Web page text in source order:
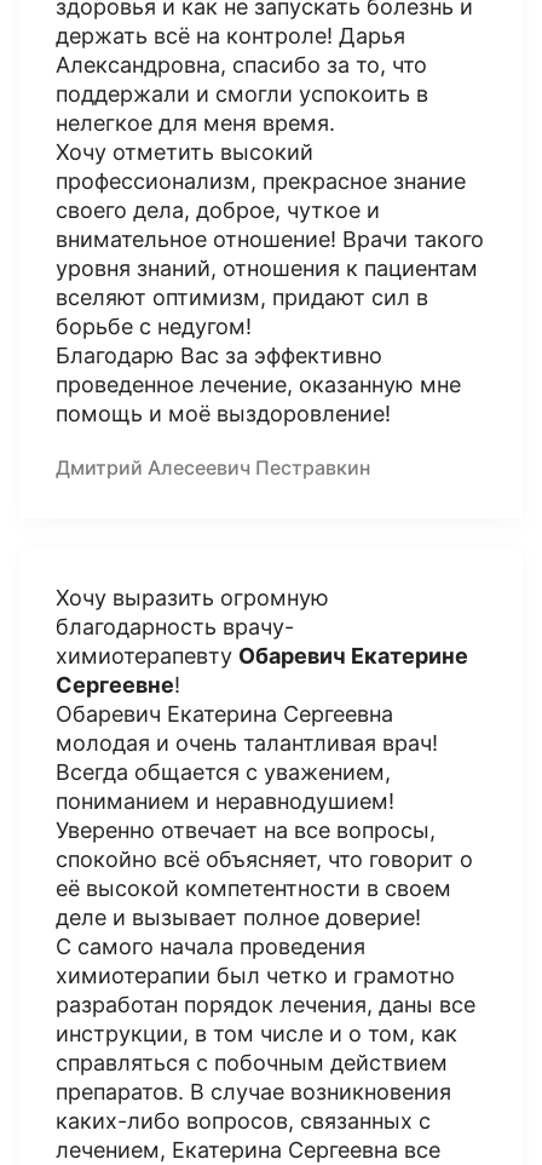
здоровья и как не запускать болезнь и
держать всё на контроле! Дарья
Александровна, спасибо за то, что
поддержали и смогли успокоить в
нелегкое для меня время.
Хочу отметить высокий
профессионализм, прекрасное знание
своего дела, доброе, чуткое и
внимательное отношение! Врачи такого
уровня знаний, отношения к пациентам
вселяют оптимизм, придают сил в
борьбе с недугом!
Благодарю Вас за эффективно
проведенное лечение, оказанную мне
помощь и моё выздоровление!
Дмитрий Алесеевич Пестравкин
Хочу выразить огромную
благодарность врачу-
химиотерапевту Обаревич Екатерине
Сергеевне!
Обаревич Екатерина Сергеевна
молодая и очень талантливая врач!
Всегда общается с уважением,
пониманием и неравнодушием!
Уверенно отвечает на все вопросы,
спокойно всё объясняет, что говорит о
её высокой компетентности в своем
деле и вызывает полное доверие!
С самого начала проведения
химиотерапии был четко и грамотно
разработан порядок лечения, даны все
инструкции, в том числе и о том, как
справляться с побочным действием
препаратов. В случае возникновения
каких-либо вопросов, связанных с
лечением, Екатерина Сергеевна все